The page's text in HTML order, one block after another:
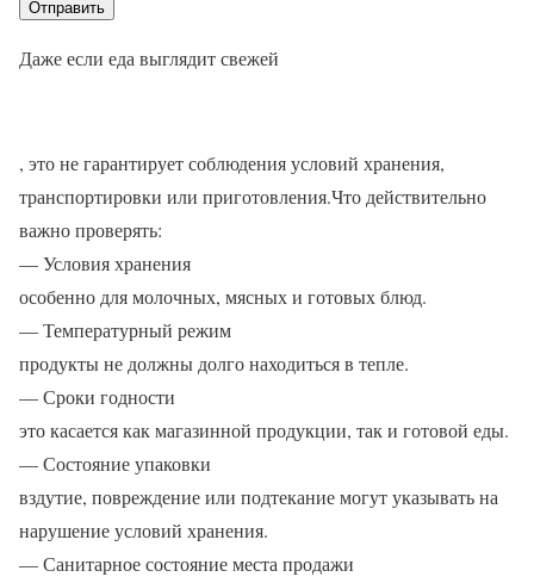
Даже если еда выглядит свежей
, это не гарантирует соблюдения условий хранения,
транспортировки или приготовления.Что действительно
важно проверять:
— Условия хранения
особенно для молочных, мясных и готовых блюд.
— Температурный режим
продукты не должны долго находиться в тепле.
— Сроки годности
это касается как магазинной продукции, так и готовой еды.
— Состояние упаковки
вздутие, повреждение или подтекание могут указывать на
нарушение условий хранения.
— Санитарное состояние места продажи